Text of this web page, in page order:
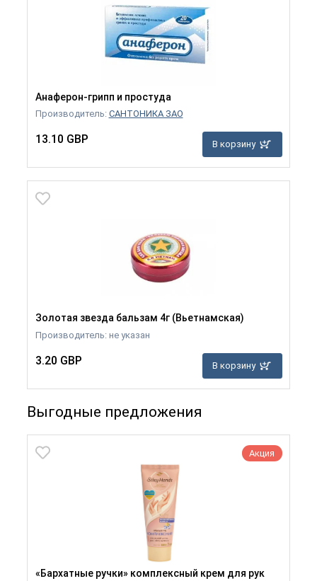
Анаферон-грипп и простуда
Производитель: САНТОНИКА ЗАО
13.10 GBP В корзину
Золотая звезда бальзам 4г (Вьетнамская)
Производитель: не указан
3.20 GBP В корзину
Выгодные предложения
Акция
«Бархатные ручки» комплексный крем для рук